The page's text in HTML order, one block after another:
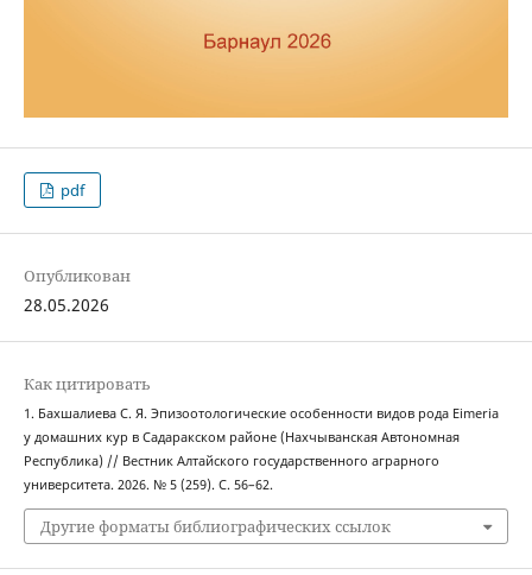
pdf
Опубликован
28.05.2026
Как цитировать
1. Бахшалиева С. Я. Эпизоотологические особенности видов рода Eimeria
у домашних кур в Сaдаракском районе (Нахчыванская Автономная
Республика) // Вестник Алтайского государственного аграрного
университета. 2026. № 5 (259). С. 56–62.
Другие форматы библиографических ссылок